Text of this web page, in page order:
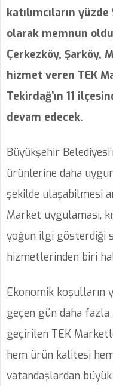
katılımcıların
olarak memnun
Çerkezköy, Şarköy,
hizmet veren TEK
Tekirdağ’ın 11
devam edecek.
Büyükşehir
ürünlerine daha
şekilde ulaşabilmesi
Market uygulaması,
yoğun ilgi gösterdiği
hizmetlerinden biri
Ekonomik koşulların
geçen gün daha fazla
geçirilen TEK
hem ürün kalitesi
vatandaşlardan